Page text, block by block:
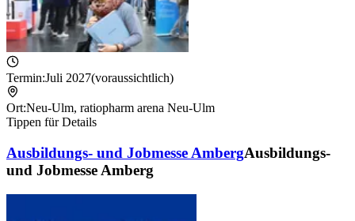
Termin:Juli 2027(voraussichtlich)
Ort:Neu-Ulm, ratiopharm arena Neu-Ulm
Tippen für Details
Ausbildungs- und Jobmesse AmbergAusbildungs-
und Jobmesse Amberg